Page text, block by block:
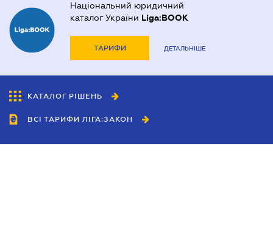
Національний юридичний
каталог України Liga:BOOK
ТАРИФИ ДЕТАЛЬНІШЕ
КАТАЛОГ РІШЕНЬ
ВСІ ТАРИФИ ЛІГА:ЗАКОН